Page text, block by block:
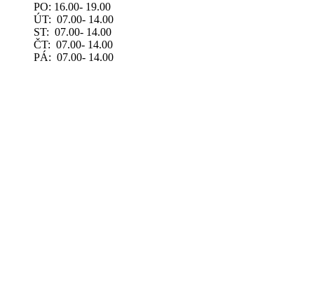
PO: 16.00- 19.00
ÚT: 07.00- 14.00
ST: 07.00- 14.00
ČT: 07.00- 14.00
PÁ: 07.00- 14.00